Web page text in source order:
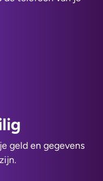
geld en gegevens